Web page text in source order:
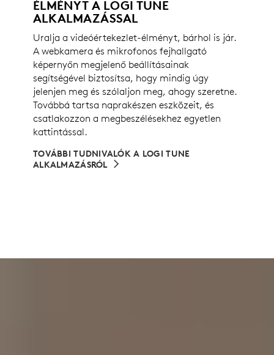
ÉLMÉNYT A LOGI TUNE
ALKALMAZÁSSAL
Uralja a videóértekezlet-élményt, bárhol is jár.
A webkamera és mikrofonos fejhallgató
képernyőn megjelenő beállításainak
segítségével biztosítsa, hogy mindig úgy
jelenjen meg és szólaljon meg, ahogy szeretne.
Továbbá tartsa naprakészen eszközeit, és
csatlakozzon a megbeszélésekhez egyetlen
kattintással.
TOVÁBBI TUDNIVALÓK A LOGI TUNE
ALKALMAZÁSRÓL